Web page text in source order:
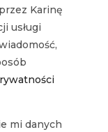
Karinę
ji usługi
mi danych